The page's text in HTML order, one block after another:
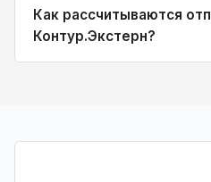
Как рассчитываются
Контур.Экстерн?